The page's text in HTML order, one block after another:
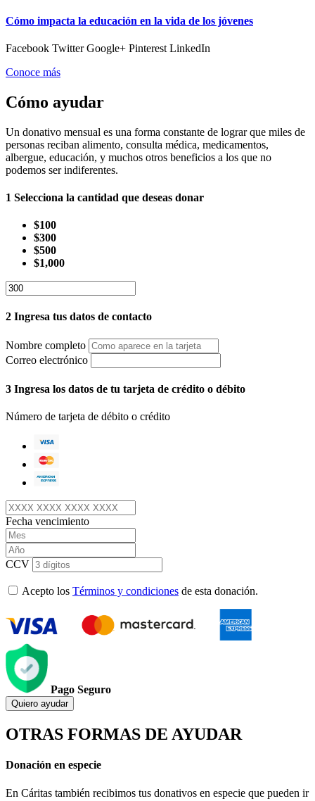
Cómo impacta la educación en la vida de los jóvenes
Facebook Twitter Google+ Pinterest LinkedIn
Conoce más
Cómo ayudar
Un donativo mensual es una forma constante de lograr que miles de
personas reciban alimento, consulta médica, medicamentos,
albergue, educación, y muchos otros beneficios a los que no
podemos ser indiferentes.
1 Selecciona la cantidad que deseas donar
$100
$300
$500
$1,000
2 Ingresa tus datos de contacto
Nombre completo
Correo electrónico
3 Ingresa los datos de tu tarjeta de crédito o débito
Número de tarjeta de débito o crédito
Fecha vencimiento
CCV
Acepto los Términos y condiciones de esta donación.
Pago Seguro
Quiero ayudar
OTRAS FORMAS DE AYUDAR
Donación en especie
En Cáritas también recibimos tus donativos en especie que pueden ir